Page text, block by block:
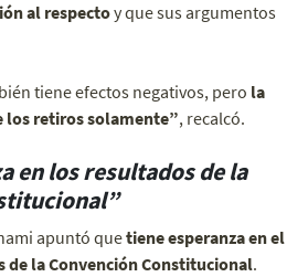
al respectoy que sus argumentos
tiene efectos negativos, pero la
los retiros solamente”, recalcó.
en los resultados de la
apuntó quetiene esperanza en el
la Convención Constitucional.